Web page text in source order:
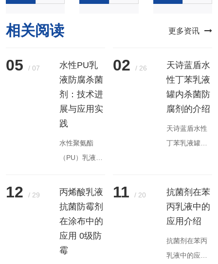
相关阅读 更多资讯
水性PU乳
液防腐杀菌
剂：技术进
展与应用实
践
05 / 07
水性聚氨酯
（PU）乳液作
子材料，凭借
其优异的机械
性能、耐候性
和成膜性，在
涂料、胶粘
天诗蓝盾水
性丁苯乳液
罐内杀菌防
腐剂的介绍
02 / 26
天诗蓝盾水性
丁苯乳液罐内
生物科技有限
公司针对水性
丁苯乳液体系
腐杀菌产品，
其核心特性与
丙烯酸乳液
抗菌防霉剂
在涂布中的
应用 0级防
霉
12 / 29
抗菌剂在苯
丙乳液中的
应用介绍
11 / 20
抗菌剂在苯丙
乳液中的应用